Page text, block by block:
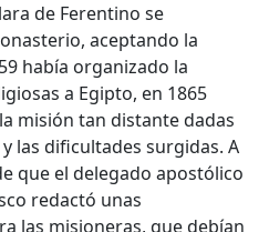
de Ferentino se
aceptando la
había organizado la
a Egipto, en 1865
misión tan distante dadas
las dificultades surgidas. A
que el delegado apostólico
redactó unas
las misioneras, que debían